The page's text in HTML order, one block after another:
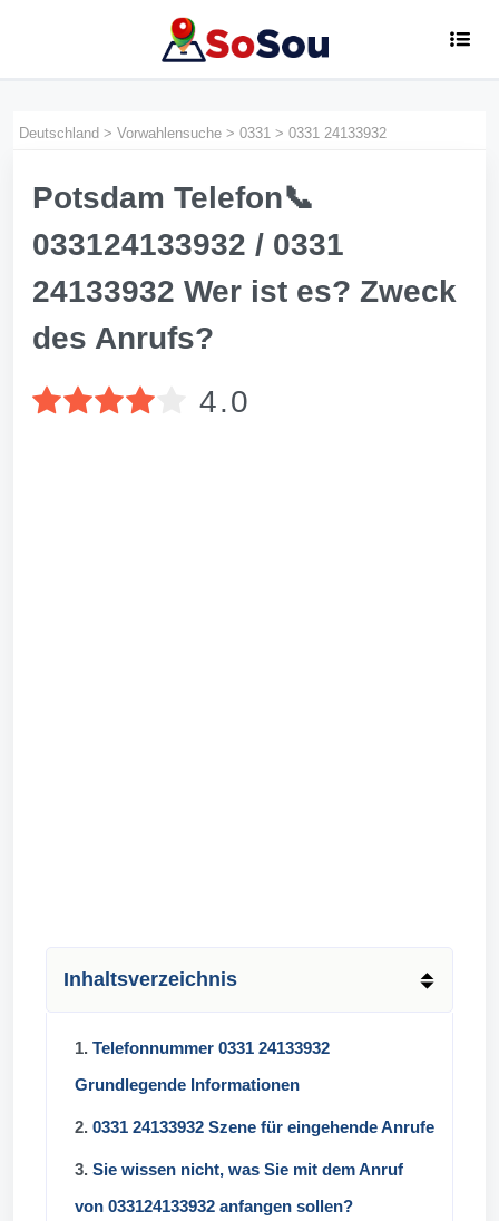
Deutschland > Vorwahlensuche > 0331 > 0331 24133932
Potsdam Telefon📞
033124133932 / 0331
24133932 Wer ist es? Zweck
des Anrufs?
4.0
Inhaltsverzeichnis
1. Telefonnummer 0331 24133932
Grundlegende Informationen
2. 0331 24133932 Szene für eingehende Anrufe
3. Sie wissen nicht, was Sie mit dem Anruf
von 033124133932 anfangen sollen?